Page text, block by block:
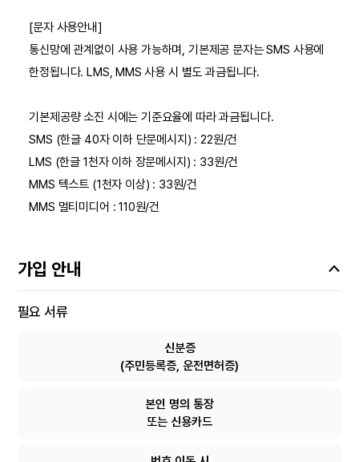
[문자 사용안내]
통신망에 관계없이 사용 가능하며, 기본제공 문자는 SMS 사용에
한정됩니다. LMS, MMS 사용 시 별도 과금됩니다.
기본제공량 소진 시에는 기준요율에 따라 과금됩니다.
SMS (한글 40자 이하 단문메시지) : 22원/건
LMS (한글 1천자 이하 장문메시지) : 33원/건
MMS 텍스트 (1천자 이상) : 33원/건
MMS 멀티미디어 : 110원/건
가입 안내
필요 서류
신분증
(주민등록증, 운전면허증)
본인 명의 통장
또는 신용카드